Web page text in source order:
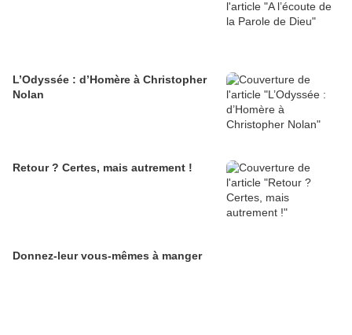
L’Odyssée : d’Homère à Christopher
Nolan
Retour ? Certes, mais autrement !
Donnez-leur vous-mêmes à manger